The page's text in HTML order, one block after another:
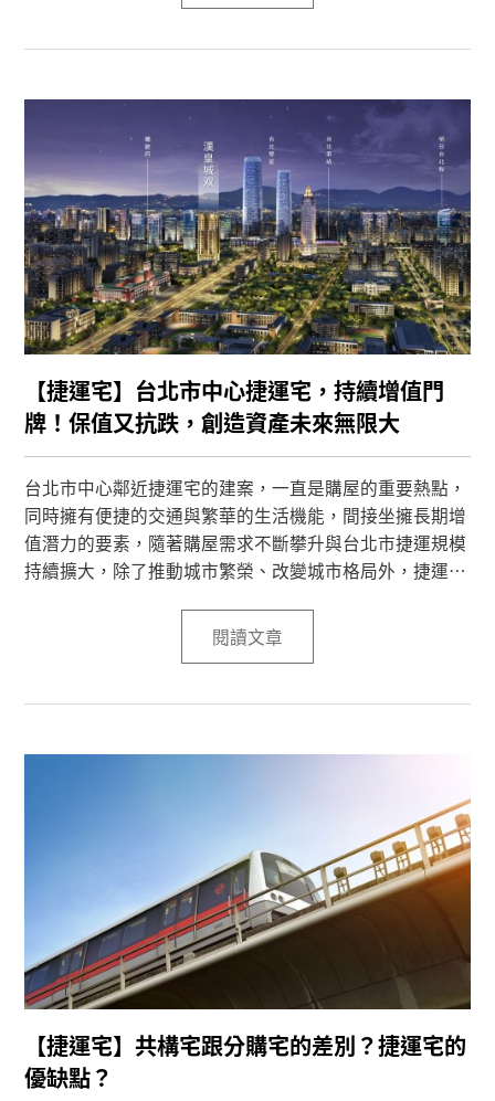
【捷運宅】台北市中心捷運宅，持續增值門
牌！保值又抗跌，創造資產未來無限大
台北市中心鄰近捷運宅的建案，一直是購屋的重要熱點，
同時擁有便捷的交通與繁華的生活機能，間接坐擁長期增
值潛力的要素，隨著購屋需求不斷攀升與台北市捷運規模
持續擴大，除了推動城市繁榮、改變城市格局外，捷運的
值潛力、抗跌能力、保值性等等，同時了解地段與交通對
閱讀文章
【捷運宅】共構宅跟分購宅的差別？捷運宅的
優缺點？